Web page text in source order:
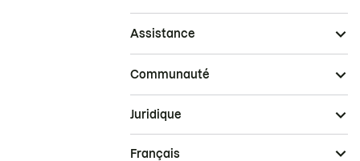
Assistance
Communauté
Juridique
Français